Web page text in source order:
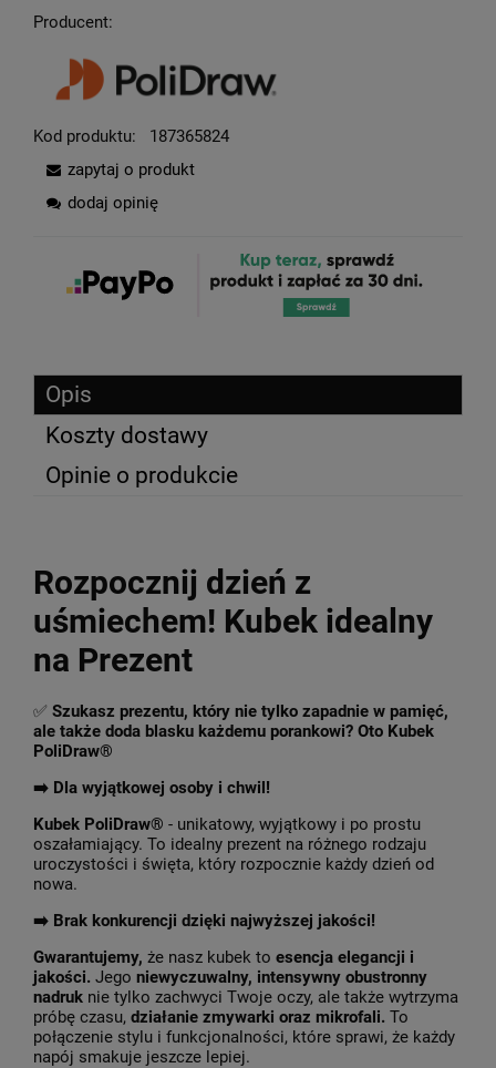
Producent:
Kod produktu:
187365824
zapytaj o produkt
dodaj opinię
Opis
Koszty dostawy
Opinie o produkcie
Rozpocznij dzień z
uśmiechem! Kubek idealny
na Prezent
✅ Szukasz prezentu, który nie tylko zapadnie w pamięć,
ale także doda blasku każdemu porankowi? Oto Kubek
PoliDraw®
➡️ Dla wyjątkowej osoby i chwil!
Kubek PoliDraw® - unikatowy, wyjątkowy i po prostu
oszałamiający. To idealny prezent na różnego rodzaju
uroczystości i święta, który rozpocznie każdy dzień od
nowa.
➡️ Brak konkurencji dzięki najwyższej jakości!
Gwarantujemy, że nasz kubek to esencja elegancji i
jakości. Jego niewyczuwalny, intensywny obustronny
nadruk nie tylko zachwyci Twoje oczy, ale także wytrzyma
próbę czasu, działanie zmywarki oraz mikrofali. To
połączenie stylu i funkcjonalności, które sprawi, że każdy
napój smakuje jeszcze lepiej.